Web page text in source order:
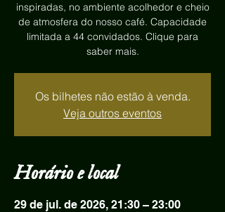
inspiradas, no ambiente acolhedor e cheio
de atmosfera do nosso café. Capacidade
limitada a 44 convidados. Clique para
saber mais.
Os bilhetes não estão à venda.
Veja outros eventos
Horário e local
29 de jul. de 2026, 21:30 – 23:00